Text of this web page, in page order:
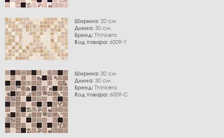
Ширина: 20 см
Длина: 30 см
Бренд: Thinkera
Код товара: 6009-Y
Ширина: 30 см
Длина: 30 см
Бренд: Thinkera
Код товара: 6009-C